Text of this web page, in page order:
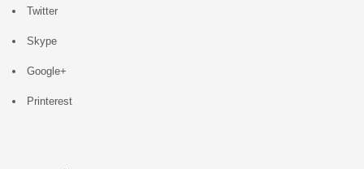
Twitter
Skype
Google+
Printerest